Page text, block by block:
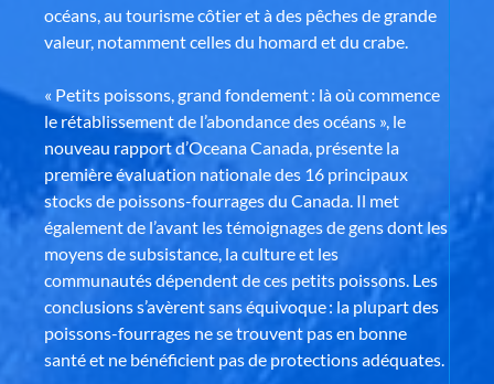
océans, au tourisme côtier et à des pêches de grande
valeur, notamment celles du homard et du crabe.
« Petits poissons, grand fondement : là où commence
le rétablissement de l’abondance des océans », le
nouveau rapport d’Oceana Canada, présente la
première évaluation nationale des 16 principaux
stocks de poissons-fourrages du Canada. Il met
également de l’avant les témoignages de gens dont les
moyens de subsistance, la culture et les
communautés dépendent de ces petits poissons. Les
conclusions s’avèrent sans équivoque : la plupart des
poissons-fourrages ne se trouvent pas en bonne
santé et ne bénéficient pas de protections adéquates.